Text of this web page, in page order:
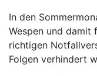
Ratgeber
Rubriken
In den
Wespen und damit
richtigen
Folgen verhindert